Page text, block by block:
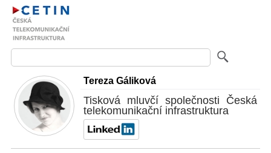
Tereza Gáliková
Tisková mluvčí společnosti Česká
telekomunikační infrastruktura